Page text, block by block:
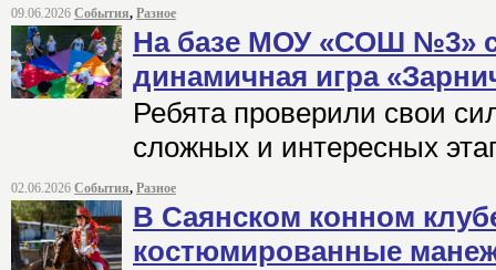
09.06.2026 События, Разное
На базе МОУ «СОШ №3»
динамичная игра
Ребята проверили свои
сложных и интересных
02.06.2026 События, Разное
В Саянском конном
костюмированные